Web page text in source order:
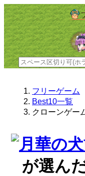
フリーゲーム
Best10一覧
クローンゲー
が選ん